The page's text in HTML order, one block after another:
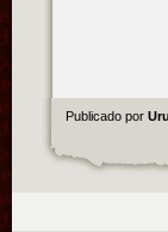
Publicado por